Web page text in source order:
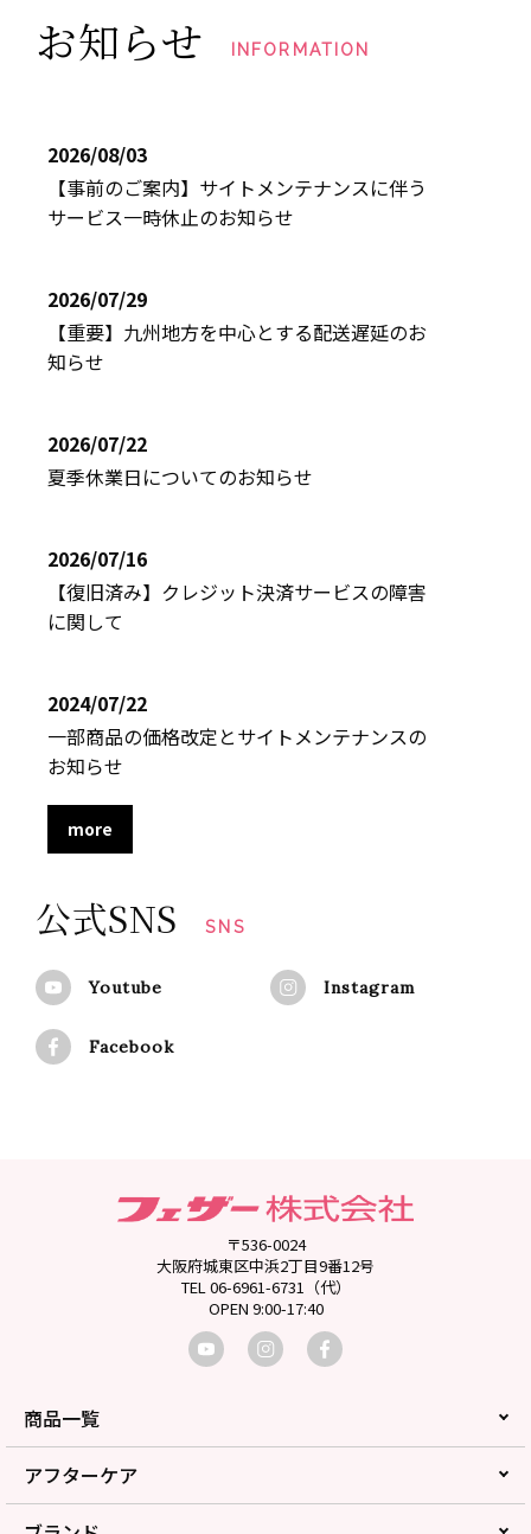
お知らせ INFORMATION
2026/08/03
【事前のご案内】サイトメンテナンスに伴う
サービス一時休止のお知らせ
2026/07/29
【重要】九州地方を中心とする配送遅延のお
知らせ
2026/07/22
夏季休業日についてのお知らせ
2026/07/16
【復旧済み】クレジット決済サービスの障害
に関して
2024/07/22
一部商品の価格改定とサイトメンテナンスの
お知らせ
more
公式SNS SNS
Youtube Instagram
Facebook
〒536-0024
大阪府城東区中浜2丁目9番12号
TEL 06-6961-6731（代）
OPEN 9:00-17:40
商品一覧
アフターケア